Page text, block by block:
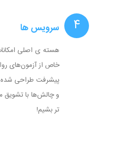
۴ سرویس ها
هسته ی اصلی
خاص از آزمون‌های
پیشرفت طراحی
و چالش‌ها با تشویق
تر بشیم!